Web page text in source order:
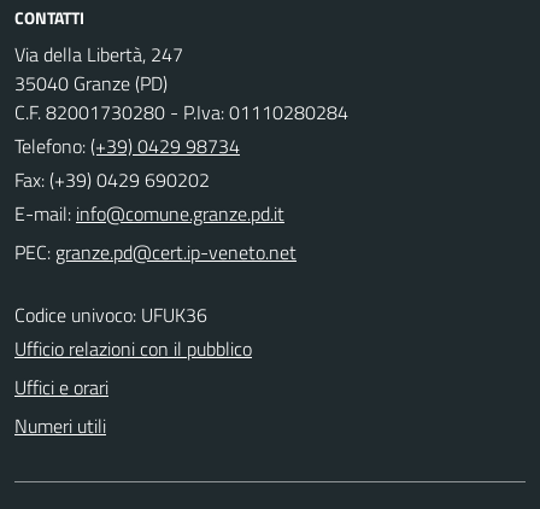
CONTATTI
Via della Libertà, 247
35040 Granze (PD)
C.F. 82001730280 - P.Iva: 01110280284
Telefono:(+39) 0429 98734
Fax: (+39) 0429 690202
E-mail:
PEC:
Codice univoco: UFUK36
Ufficio relazioni con il pubblico
Uffici e orari
Numeri utili